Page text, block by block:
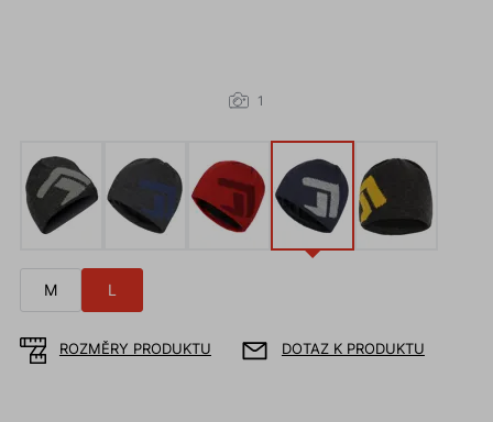
1
M L
ROZMĚRY PRODUKTU DOTAZ K PRODUKTU